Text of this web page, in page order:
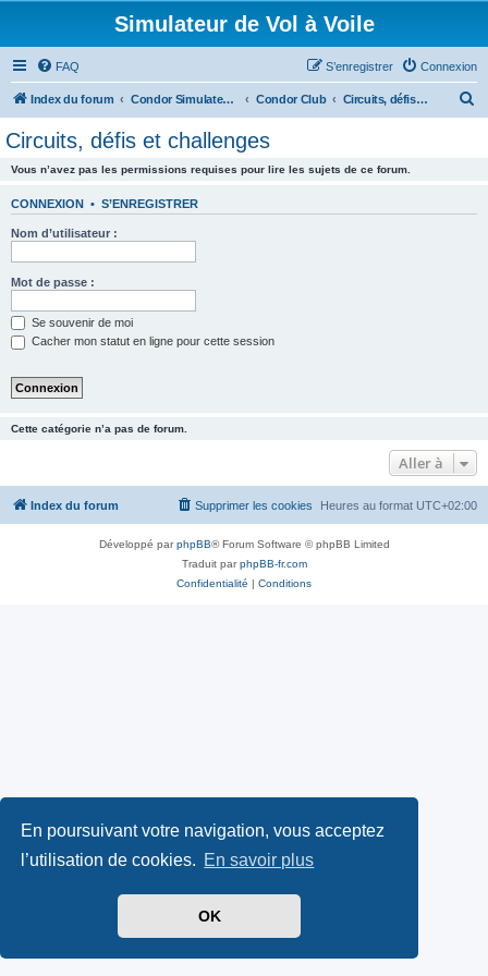
En poursuivant votre navigation, vous acceptez
l’utilisation de cookies. En savoir plus
OK
Simulateur de Vol à Voile
FAQ Connexion
S’enregistrer
Index du forum Condor Simulateur de Vol à Voile Condor Club Circuits, défis et challenges
Circuits, défis et challenges
Vous n’avez pas les permissions requises pour lire les sujets de ce forum.
CONNEXION • S’ENREGISTRER
Nom d’utilisateur :
Mot de passe :
Se souvenir de moi
Cacher mon statut en ligne pour cette session
Cette catégorie n’a pas de forum.
Aller à
Index du forum Heures au format UTC+02:00
Supprimer les cookies
Développé parphpBB® Forum Software © phpBB Limited
Traduit parphpBB-fr.com
Confidentialité | Conditions